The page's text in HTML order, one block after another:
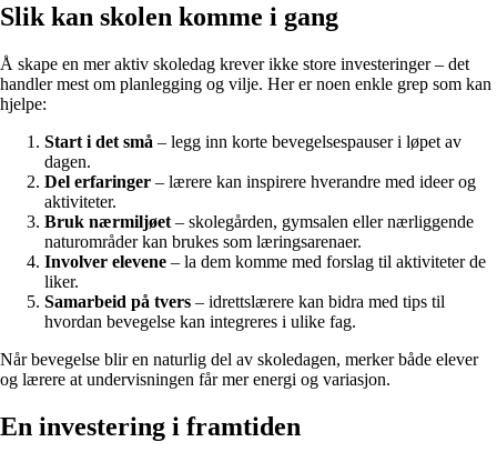
Slik kan skolen komme i gang
Å skape en mer aktiv skoledag krever ikke store investeringer – det
handler mest om planlegging og vilje. Her er noen enkle grep som kan
hjelpe:
Start i det små – legg inn korte bevegelsespauser i løpet av
dagen.
Del erfaringer – lærere kan inspirere hverandre med ideer og
aktiviteter.
Bruk nærmiljøet – skolegården, gymsalen eller nærliggende
naturområder kan brukes som læringsarenaer.
Involver elevene – la dem komme med forslag til aktiviteter de
liker.
Samarbeid på tvers – idrettslærere kan bidra med tips til
hvordan bevegelse kan integreres i ulike fag.
Når bevegelse blir en naturlig del av skoledagen, merker både elever
og lærere at undervisningen får mer energi og variasjon.
En investering i framtiden